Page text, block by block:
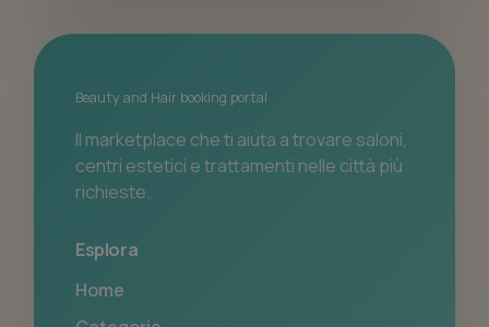
Beauty and Hair booking portal
Il marketplace che ti aiuta a trovare saloni,
centri estetici e trattamenti nelle città più
richieste.
Esplora
Home